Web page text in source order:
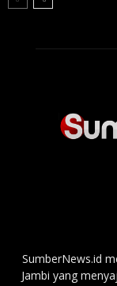
SumberNews.id
Jambi yang